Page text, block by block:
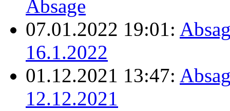
Absage
07.01.2022 19:01:
16.1.2022
01.12.2021 13:47:
12.12.2021